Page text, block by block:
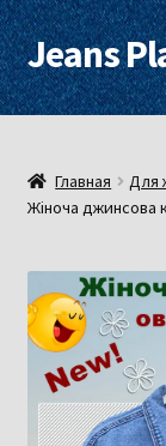
Перейти
к
навигации
Перейти
к
содержимому
Jeans
Для женщин
Для мужчин
Оплата,
Контакты
Примерочная
Главная Для
Жіноча джинсова